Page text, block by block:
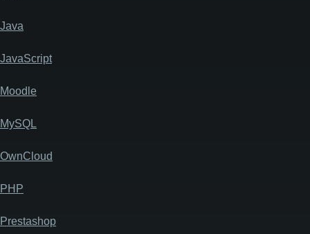
Java
JavaScript
Moodle
MySQL
OwnCloud
PHP
Prestashop